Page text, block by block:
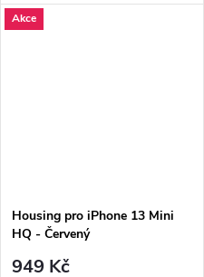
vnitřních komponent vašeho
zařízení.
Akce
Housing pro iPhone 13 Mini
HQ - Červený
949 Kč